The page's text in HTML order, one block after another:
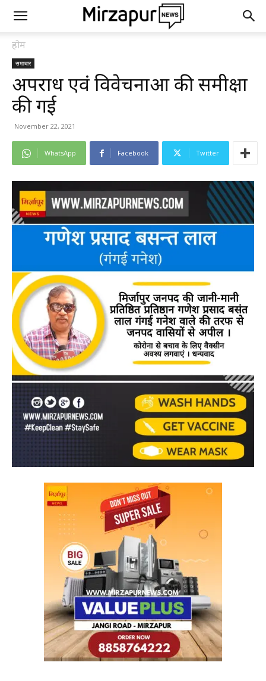
होम
समाचार
अपराध एवं विवेचनाओं की समीक्षा
की गई
November 22, 2021
WhatsApp Facebook Twitter